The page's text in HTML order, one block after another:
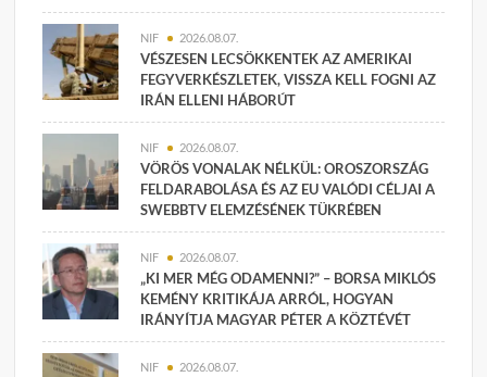
NIF 2026.08.07.
VÉSZESEN LECSÖKKENTEK AZ AMERIKAI
FEGYVERKÉSZLETEK, VISSZA KELL FOGNI AZ
IRÁN ELLENI HÁBORÚT
NIF 2026.08.07.
VÖRÖS VONALAK NÉLKÜL: OROSZORSZÁG
FELDARABOLÁSA ÉS AZ EU VALÓDI CÉLJAI A
SWEBBTV ELEMZÉSÉNEK TÜKRÉBEN
NIF 2026.08.07.
„KI MER MÉG ODAMENNI?” – BORSA MIKLÓS
KEMÉNY KRITIKÁJA ARRÓL, HOGYAN
IRÁNYÍTJA MAGYAR PÉTER A KÖZTÉVÉT
NIF 2026.08.07.